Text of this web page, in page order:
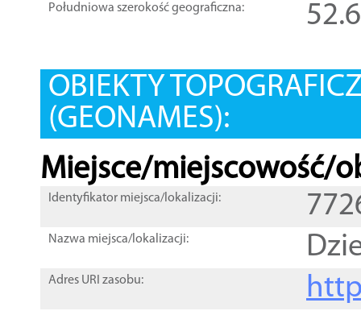
Południowa szerokość geograficzna:
OBIEKTY
(GEONAMES):
Miejsce/miejscowość/
Identyfikator miejsca/lokalizacji:
Nazwa miejsca/lokalizacji:
Adres URI zasobu: